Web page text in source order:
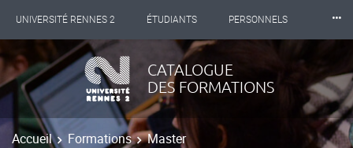
UNIVERSITÉ RENNES 2 ÉTUDIANTS PERSONNELS
INTERNATIONAL PROFESSIONNELS
LES NOUVELLES DE RENNES 2
⸱⸱⸱
CATALOGUE
DES FORMATIONS
Accueil Formations
Master